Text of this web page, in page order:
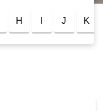
H I J K